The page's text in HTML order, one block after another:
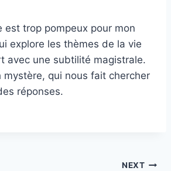
est trop pompeux pour mon
explore les thèmes de la vie
avec une subtilité magistrale.
mystère, qui nous fait chercher
réponses.
NEXT